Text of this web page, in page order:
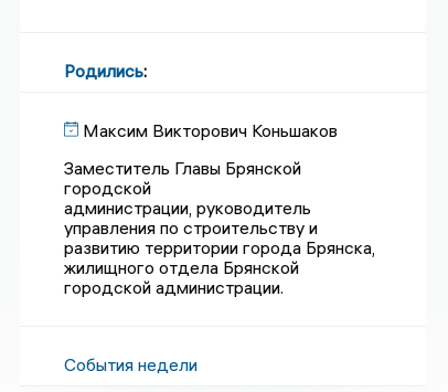
Родились:
Максим Викторович Коньшаков
Заместитель Главы Брянской
городской
администрации, руководитель
управления по строительству и
развитию территории города Брянска,
жилищного отдела Брянской
городской администрации.
События недели